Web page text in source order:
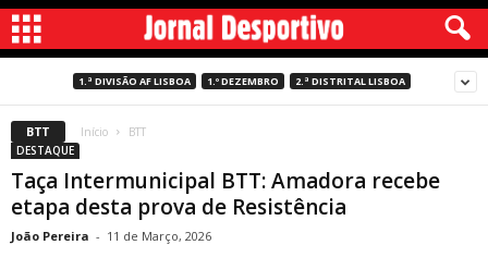
1.ª DIVISÃO AF LISBOA 1.º DEZEMBRO 2.ª DISTRITAL LISBOA
BTT Início
BTT
DESTAQUE
Taça Intermunicipal BTT: Amadora recebe
etapa desta prova de Resistência
João Pereira - 11 de Março, 2026